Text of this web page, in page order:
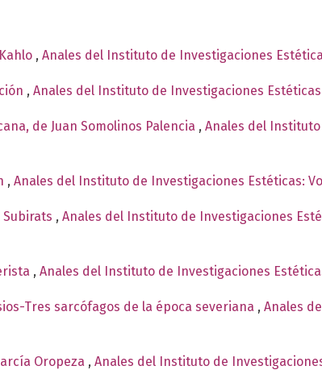
, Anales del Instituto de Investigaciones
, Anales del Instituto de Investigaciones
de Juan Somolinos Palencia , Anales del
, Anales del Instituto de Investigaciones Estéticas:
, Anales del Instituto de Investigaciones
, Anales del Instituto de Investigaciones
Tres sarcófagos de la época severiana , Anales
Oropeza , Anales del Instituto de